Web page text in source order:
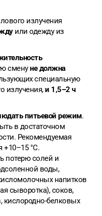
излучения
или одежду из
сменуне должна
специальную
излучения,и 1,5–2 ч
питьевой режим.
в достаточном
Рекомендуемая
+10–15 °C.
потерю солей и
воды,
напитков
сыворотка), соков,
кислородно-белковых